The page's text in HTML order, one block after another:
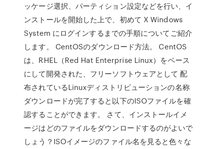
ッケージ選択、パーティション設定などを行い、イ
ンストールを開始した上で、初めて X Windows
System にログインするまでの手順についてご紹介
します。 CentOSのダウンロード方法。 CentOS
は、RHEL（Red Hat Enterprise Linux）をベース
にして開発された、フリーソフトウェアとして 配
布されているLinuxディストリビューションの名称
ダウンロードが完了すると以下のISOファイルを確
認することができます。 さて、インストールイメ
ージはどのファイルをダウンロードするのがよいで
しょう？ISOイメージのファイル名を見ると色々な